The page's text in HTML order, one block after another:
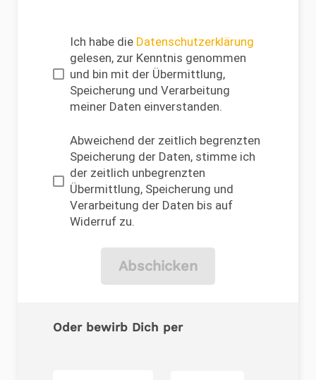
Ich habe die Datenschutzerklärung
gelesen, zur Kenntnis genommen
und bin mit der Übermittlung,
Speicherung und Verarbeitung
meiner Daten einverstanden.
Abweichend der zeitlich begrenzten
Speicherung der Daten, stimme ich
der zeitlich unbegrenzten
Übermittlung, Speicherung und
Verarbeitung der Daten bis auf
Widerruf zu.
Abschicken
Oder bewirb Dich per